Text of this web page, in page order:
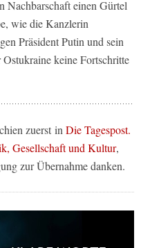
Nachbarschaft einen Gürtel
wie die Kanzlerin
Präsident Putin und sein
keine Fortschritte
zuerst in Die Tagespost.
Gesellschaft und Kultur,
zur Übernahme danken.